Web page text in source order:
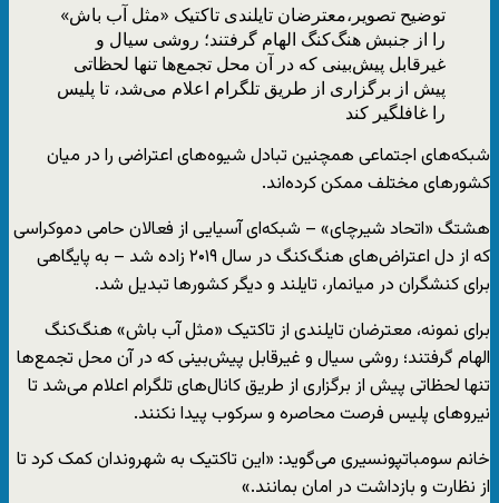
توضیح تصویر،معترضان تایلندی تاکتیک «مثل آب باش»
را از جنبش هنگ‌کنگ الهام گرفتند؛ روشی سیال و
غیرقابل پیش‌بینی که در آن محل تجمع‌ها تنها لحظاتی
پیش از برگزاری از طریق تلگرام اعلام می‌شد، تا پلیس
را غافلگیر کند
شبکه‌های اجتماعی همچنین تبادل شیوه‌های اعتراضی را در میان
کشورهای مختلف ممکن کرده‌اند.
هشتگ «اتحاد شیرچای» – شبکه‌ای آسیایی از فعالان حامی دموکراسی
که از دل اعتراض‌های هنگ‌کنگ در سال ۲۰۱۹ زاده شد – به پایگاهی
برای کنشگران در میانمار، تایلند و دیگر کشورها تبدیل شد.
برای نمونه، معترضان تایلندی از تاکتیک «مثل آب باش» هنگ‌کنگ
الهام گرفتند؛ روشی سیال و غیرقابل پیش‌بینی که در آن محل تجمع‌ها
تنها لحظاتی پیش از برگزاری از طریق کانال‌های تلگرام اعلام می‌شد تا
نیروهای پلیس فرصت محاصره و سرکوب پیدا نکنند.
خانم سومباتپونسیری می‌گوید: «این تاکتیک به شهروندان کمک کرد تا
از نظارت و بازداشت در امان بمانند.»